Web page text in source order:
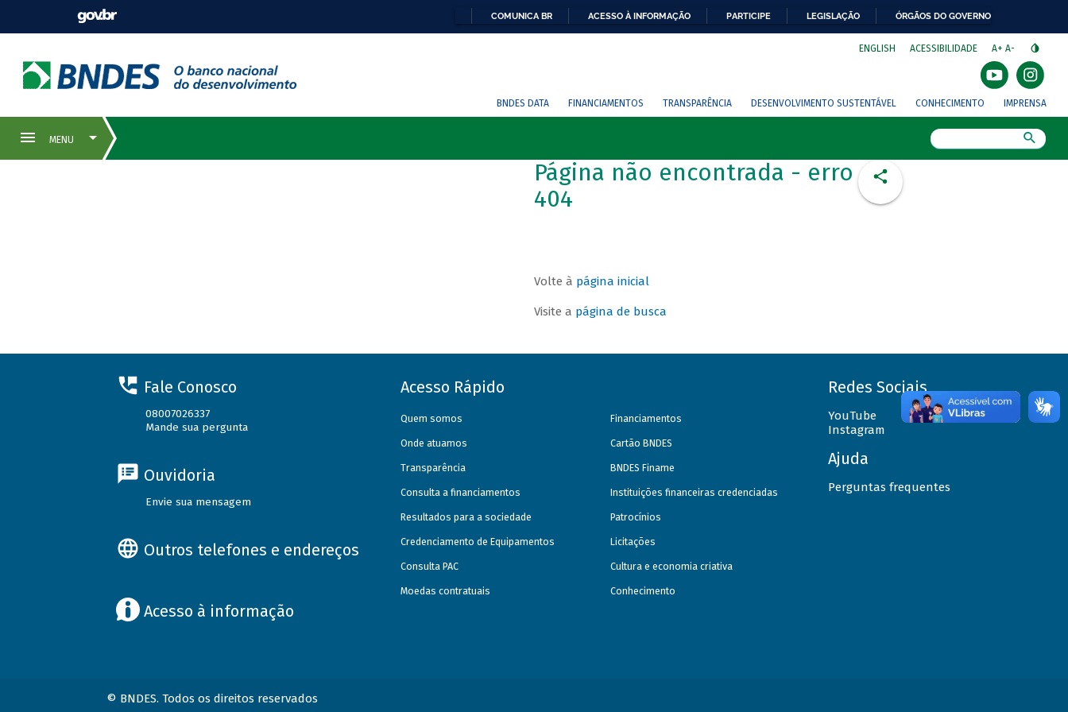
COMUNICA BR ACESSO À INFORMAÇÃO PARTICIPE LEGISLAÇÃO ÓRGÃOS DO GOVERNO
ENGLISH ACESSIBILIDADE A+ A-
BNDES DATA FINANCIAMENTOS TRANSPARÊNCIA DESENVOLVIMENTO SUSTENTÁVEL CONHECIMENTO IMPRENSA
Página não encontrada - erro
404
Volte à página inicial
Visite a página de busca
Fale Conosco
08007026337
Mande sua pergunta
Ouvidoria
Envie sua mensagem
Outros telefones e endereços
Acesso à informação
Acesso Rápido
Quem somos
Onde atuamos
Transparência
Consulta a financiamentos
Resultados para a sociedade
Credenciamento de Equipamentos
Consulta PAC
Moedas contratuais
Financiamentos
Cartão BNDES
BNDES Finame
Instituições financeiras credenciadas
Patrocínios
Licitações
Cultura e economia criativa
Conhecimento
Redes Sociais
YouTube
Instagram
Ajuda
Perguntas frequentes
© BNDES. Todos os direitos reservados